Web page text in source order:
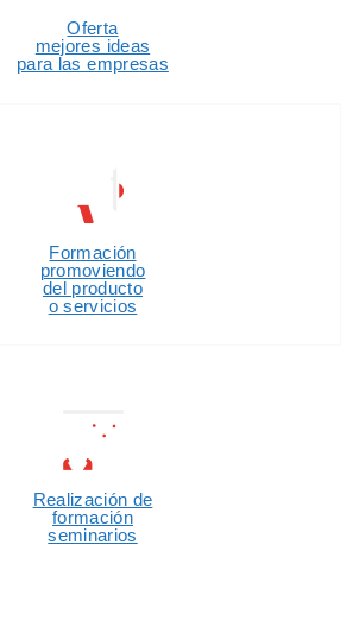
Oferta
mejores ideas
para las empresas
Formación
promoviendo
del producto
o servicios
Realización de
formación
seminarios